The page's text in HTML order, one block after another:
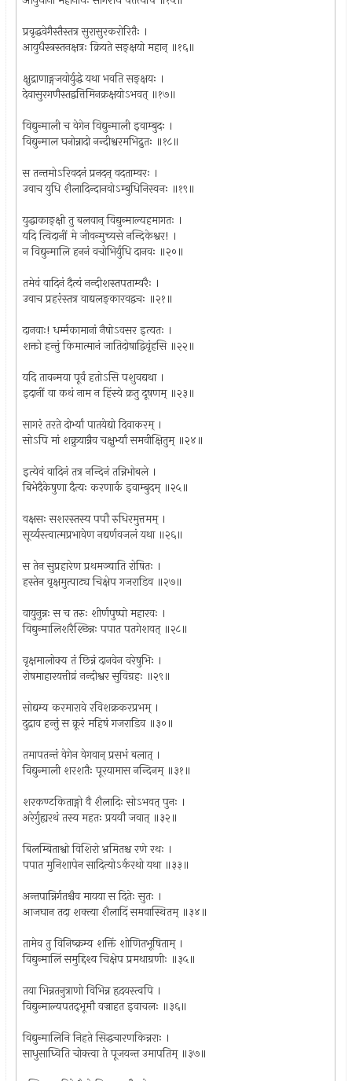
प्रवृद्धवेगैस्तैस्तत्र सुरासुरकरोरितैः ।
आयुधैस्त्रस्तनक्षत्रः क्रियते सङ्क्षयो महान् ॥१६॥
क्षुद्राणाङ्गजयोर्युद्धे यथा भवति सङ्‌क्षयः ।
देवासुरगणैस्तद्वत्तिमिनक्रक्षयोऽभवत् ॥१७॥
विद्युन्माली च वेगेन विद्युन्माली इवाम्बुदः ।
विद्युन्माल घनोन्नादो नन्दीश्वरमभिद्रुतः ॥१८॥
स तन्तमोऽरिवदनं प्रनदन् वदताम्वरः ।
उवाच युधि शैलादिन्दानवोऽम्बुधिनिस्वनः ॥१९॥
युद्धाकाङ्क्षी तु बलवान् विद्युन्माल्यहमागतः ।
यदि त्विदानीं मे जीवन्मुच्यसे नन्दिकेश्वर! ।
न विद्युन्मालि हननं वचोभिर्युधि दानवः ॥२०॥
तमेवं वादिनं दैत्यं नन्दीशस्तपताम्वरैः ।
उवाच प्रहरंस्तत्र वाद्यलङ्कारवद्वचः ॥२१॥
दानवाः! धर्म्मकामानां नैषोऽवसर इत्यतः ।
शक्तो हन्तुं किमात्मानं जातिदोषाद्विवृंहसि ॥२२॥
यदि तावन्मया पूर्वं हतोऽसि पशुवद्यथा ।
इदानीं वा कथं नाम न हिंस्ये क्रतु दूषणम् ॥२३॥
सागरं तरते दोर्भ्यां पातयेद्यो दिवाकरम् ।
सोऽपि मां शक्नुयान्नैव चक्षुर्भ्यां समवीक्षितुम् ॥२४॥
इत्येवं वादिनं तत्र नन्दिनं तन्निभोबले ।
बिभेदैकेषुणा दैत्यः करणार्क इवाम्बुदम् ॥२५॥
वक्षसः सशरस्तस्य पपौ रुधिरमुत्तमम् ।
सूर्य्यस्त्वात्मप्रभावेण नद्यर्णवजलं यथा ॥२६॥
स तेन सुप्रहारेण प्रथमञ्चाति रोषितः ।
हस्तेन वृक्षमुत्पाट्य चिक्षेप गजराडिव ॥२७॥
वायुनुन्नः स च तरुः शीर्णपुष्पो महारवः ।
विद्युन्मालिशरैश्छिन्नः पपात पतगेशवत् ॥२८॥
वृक्षमालोक्य तं छिन्नं दानवेन वरेषुभिः ।
रोषमाहारयत्तीव्रं नन्दीश्वर सुविग्रहः ॥२९॥
सोद्यम्य करमारावे रविशक्रकरप्रभम् ।
दुद्राव हन्तुं स क्रूरं महिषं गजराडिव ॥३०॥
तमापतन्तं वेगेन वेगवान् प्रसभं बलात् ।
विद्युन्माली शरशतैः पूरयामास नन्दिनम् ॥३१॥
शरकण्टकिताङ्गो वै शैलादिः सोऽभवत् पुनः ।
अरेर्गुह्यरथं तस्य महतः प्रययौ जवात् ॥३२॥
बिलम्बिताश्वो विशिरो भ्रमितश्च रणे रथः ।
पपात मुनिशापेन सादित्योऽर्करथो यथा ॥३३॥
अन्तपान्निर्गतश्चैव मायया स दितेः सुतः ।
आजघान तदा शक्त्या शैलादिं समवास्थितम् ॥३४॥
तामेव तु विनिष्क्रम्य शक्तिं शोणितभूषिताम् ।
विद्युन्मालिं समुद्दिश्य चिक्षेप प्रमथाग्रणीः ॥३५॥
तया भिन्नतनुत्राणो विभिन्न हृदयस्त्वपि ।
विद्युन्माल्यपतद्‌भूमौ वज्राहत इवाचलः ॥३६॥
विद्युन्मालिनि निहते सिद्धचारणकिन्नराः ।
साधुसाध्विति चोक्त्वा ते पूजयन्त उमापतिम् ॥३७॥